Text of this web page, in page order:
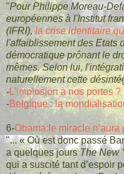
"Pour Philippe Moreau-
européennes à l'Institut
(IFRI),la crise identitaire
l'affaiblissement des Etats
démocratique prônant le
mêmes. Selon lui,
naturellement cette
-L'implosion à nos portes ?
-Belgique : la
6-Obama:le miracle n’aura
"... « Où est donc passé
a quelques joursThe New
qui a suscité tant d’espoir